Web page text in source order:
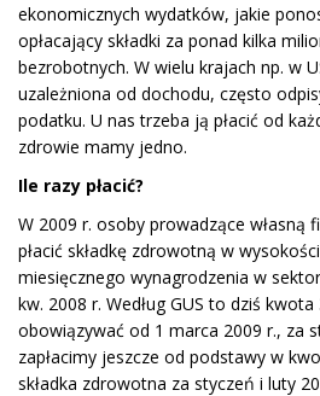
ekonomicznych wydatków, jakie
opłacający składki za ponad kilka
bezrobotnych. W wielu krajach np. w
uzależniona od dochodu, często
podatku. U nas trzeba ją płacić od
zdrowie mamy jedno.
Ile razy płacić?
W 2009 r. osoby prowadzące własną
płacić składkę zdrowotną w
miesięcznego wynagrodzenia w
kw. 2008 r. Według GUS to dziś
obowiązywać od 1 marca 2009 r., za
zapłacimy jeszcze od podstawy w
składka zdrowotna za styczeń i luty